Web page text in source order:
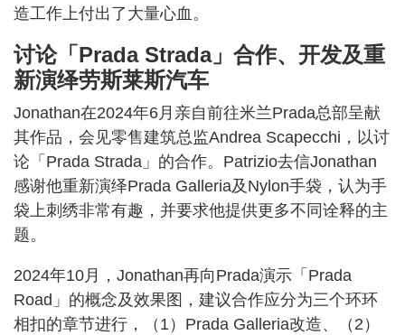
造工作上付出了大量心血。
讨论「Prada Strada」合作、开发及重
新演绎劳斯莱斯汽车
Jonathan在2024年6月亲自前往米兰Prada总部呈献
其作品，会见零售建筑总监Andrea Scapecchi，以讨
论「Prada Strada」的合作。Patrizio去信Jonathan
感谢他重新演绎Prada Galleria及Nylon手袋，认为手
袋上刺绣非常有趣，并要求他提供更多不同诠释的主
题。
2024年10月，Jonathan再向Prada演示「Prada
Road」的概念及效果图，建议合作应分为三个环环
相扣的章节进行，（1）Prada Galleria改造、（2）